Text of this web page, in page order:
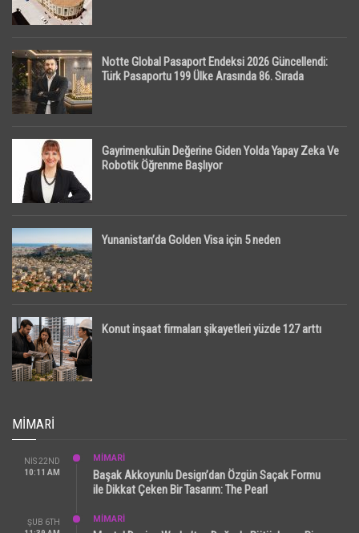
Notte Global Pasaport Endeksi 2026 Güncellendi:
Türk Pasaportu 199 Ülke Arasında 86. Sırada
Gayrimenkulün Değerine Giden Yolda Yapay Zeka Ve
Robotik Öğrenme Başlıyor
Yunanistan’da Golden Visa için 5 neden
Konut inşaat firmaları şikayetleri yüzde 127 arttı
MIMARI
NIS 22ND
10:11 AM
MİMARİ
Başak Akkoyunlu Design’dan Özgün Saçak Formu
ile Dikkat Çeken Bir Tasarım: The Pearl
ŞUB 6TH
MİMARİ